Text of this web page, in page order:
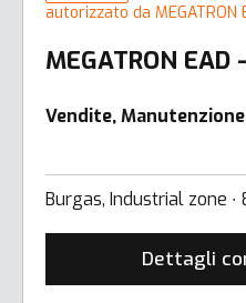
autorizzato da MEGATRON
MEGATRON
Vendite, Manutenzione
Burgas, Industrial zone ∙
Dettagli